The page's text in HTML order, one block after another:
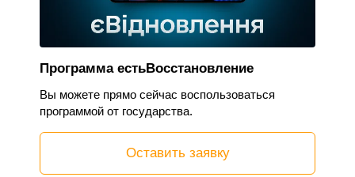
Программа естьВосстановление
Вы можете прямо сейчас воспользоваться
программой от государства.
Оставить заявку